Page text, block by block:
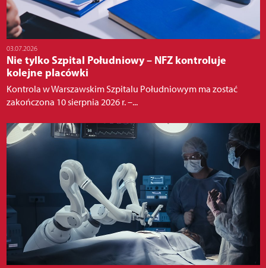
03.07.2026
Nie tylko Szpital Południowy – NFZ kontroluje
kolejne placówki
Kontrola w Warszawskim Szpitalu Południowym ma zostać
zakończona 10 sierpnia 2026 r. –...